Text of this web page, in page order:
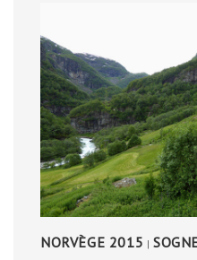
NORVÈGE 2015 |